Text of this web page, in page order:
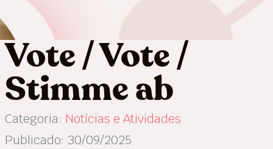
Vote / Vote /
Stimme ab
Categoria: Notícias e Atividades
Publicado: 30/09/2025